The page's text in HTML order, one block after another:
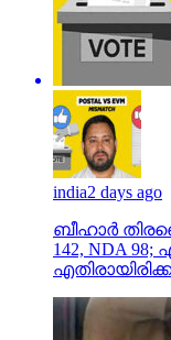
india2 days ago
ബീഹാർ
142, NDA